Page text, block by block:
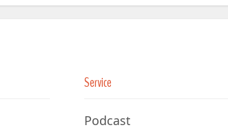
Service
Podcast